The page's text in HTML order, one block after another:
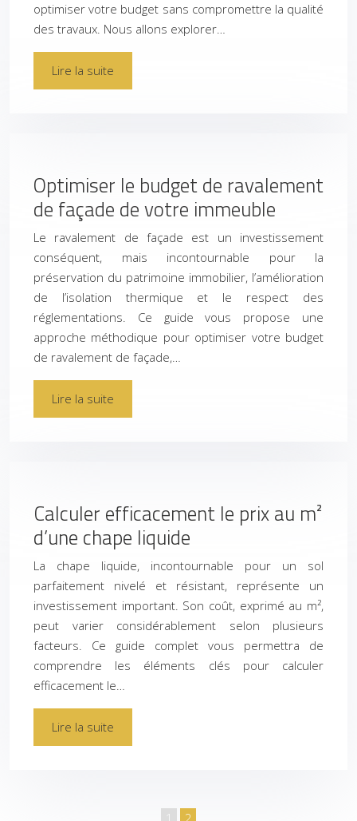
optimiser votre budget sans compromettre la qualité
des travaux. Nous allons explorer…
Lire la suite
Optimiser le budget de ravalement
de façade de votre immeuble
Le ravalement de façade est un investissement
conséquent, mais incontournable pour la
préservation du patrimoine immobilier, l’amélioration
de l’isolation thermique et le respect des
réglementations. Ce guide vous propose une
approche méthodique pour optimiser votre budget
de ravalement de façade,…
Lire la suite
Calculer efficacement le prix au m²
d’une chape liquide
La chape liquide, incontournable pour un sol
parfaitement nivelé et résistant, représente un
investissement important. Son coût, exprimé au m²,
peut varier considérablement selon plusieurs
facteurs. Ce guide complet vous permettra de
comprendre les éléments clés pour calculer
efficacement le…
Lire la suite
1 2